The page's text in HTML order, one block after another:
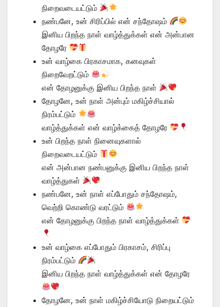
நிறைவடையட்டும்
நண்பனே, உன் சிரிப்பில் என் சந்தோஷம்
இனிய பிறந்த நாள் வாழ்த்துக்கள் என் அன்பான
தோழரே
உன் வாழ்கை பிரகாசமாக, கனவுகள்
நிறைவேறட்டும்
என் தோழனுக்கு இனிய பிறந்த நாள்
தோழனே, உன் நாள் அன்பும் மகிழ்ச்சியால்
நிரம்பட்டும்
வாழ்த்துக்கள் என் வாழ்க்கைத் தோழரே
உன் பிறந்த நாள் நினைவுகளால்
நிறைவடையட்டும்
என் அன்பான நண்பனுக்கு இனிய பிறந்த நாள்
வாழ்த்துகள்
நண்பனே, உன் நாள் எப்போதும் சந்தோஷம்,
வெற்றி கொண்டு வரட்டும்
என் தோழனுக்கு பிறந்த நாள் வாழ்த்துக்கள்
உன் வாழ்கை எப்போதும் பிரகாசம், சிரிப்பு
நிரம்பட்டும்
இனிய பிறந்த நாள் வாழ்த்துக்கள் என் தோழரே
தோழனே, உன் நாள் மகிழ்ச்சியோடு நிறையட்டும்